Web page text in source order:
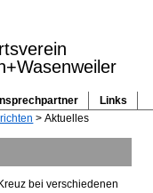
Links
Aktuelles
bei verschiedenen